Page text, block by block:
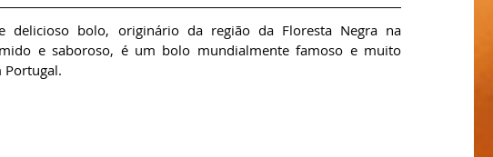
delicioso bolo, originário da região da Floresta Negra na
e saboroso, é um bolo mundialmente famoso e muito
Portugal.